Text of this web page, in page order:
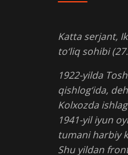
Katta serjant,
to‘liq sohibi
1922-yilda
qishlog‘ida,
Kolxozda
1941-yil iyun
tumani harbiy
Shu yildan